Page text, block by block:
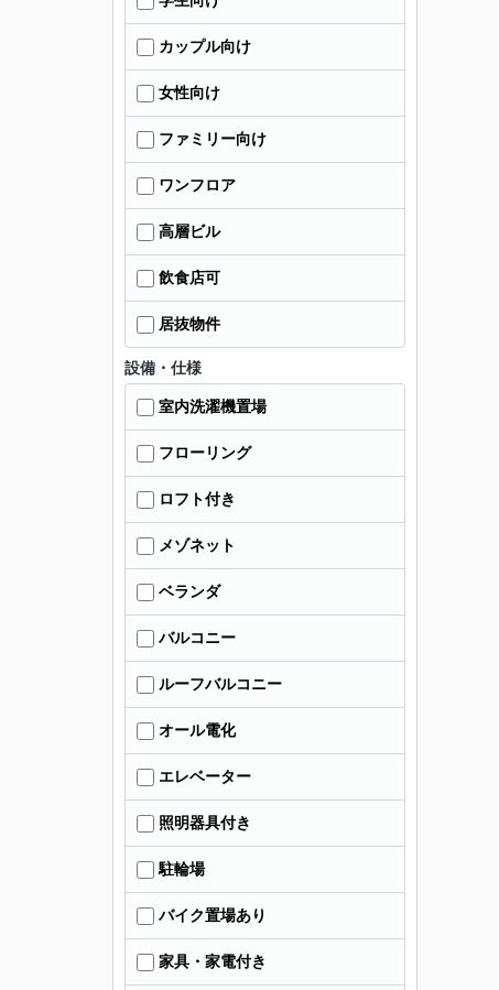
カップル向け
女性向け
ファミリー向け
ワンフロア
高層ビル
飲食店可
居抜物件
設備・仕様
室内洗濯機置場
フローリング
ロフト付き
メゾネット
ベランダ
バルコニー
ルーフバルコニー
オール電化
エレベーター
照明器具付き
駐輪場
バイク置場あり
家具・家電付き